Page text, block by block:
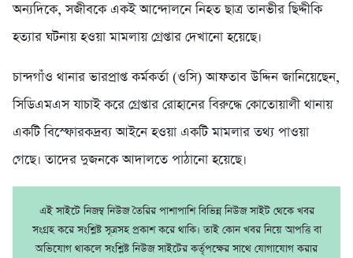
অন্যদিকে, সজীবকে একই আন্দোলনে নিহত ছাত্র তানভীর ছিদ্দীকি
হত্যার ঘটনায় হওয়া মামলায় গ্রেপ্তার দেখানো হয়েছে।
চান্দগাঁও থানার ভারপ্রাপ্ত কর্মকর্তা (ওসি) আফতাব উদ্দিন জানিয়েছেন,
সিডিএমএস যাচাই করে গ্রেপ্তার রোহানের বিরুদ্ধে কোতোয়ালী থানায়
একটি বিস্ফোরকদ্রব্য আইনে হওয়া একটি মামলার তথ্য পাওয়া
গেছে। তাদের দুজনকে আদালতে পাঠানো হয়েছে।
এই সাইটে নিজম্ব নিউজ তৈরির পাশাপাশি বিভিন্ন নিউজ সাইট থেকে খবর
সংগ্রহ করে সংশ্লিষ্ট সূত্রসহ প্রকাশ করে থাকি। তাই কোন খবর নিয়ে আপত্তি বা
অভিযোগ থাকলে সংশ্লিষ্ট নিউজ সাইটের কর্তৃপক্ষের সাথে যোগাযোগ করার